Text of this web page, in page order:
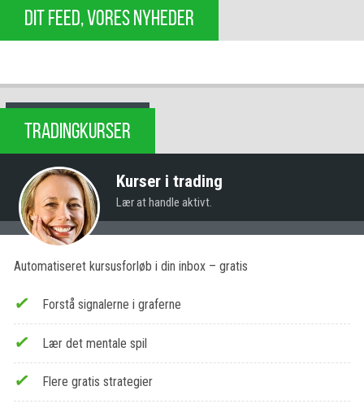
DIT FEED, VORES NYHEDER
TRADINGKURSER
Kurser i trading
Lær at handle aktivt.
Automatiseret kursusforløb i din inbox – gratis
Forstå signalerne i graferne
Lær det mentale spil
Flere gratis strategier